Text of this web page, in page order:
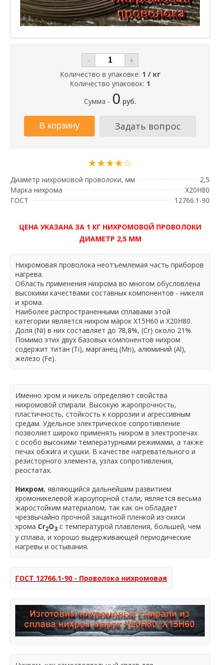
- +
Количество в упаковке: 1 / кг
Количество упаковок: 1
Сумма - 0 руб.
Задать вопрос
★★★★☆
Диаметр нихромовой проволоки, мм
2,5
Марка нихрома
Х20Н80
ГОСТ
12766.1-90
ЦЕНА УКАЗАНА ЗА 1 КГ НИХРОМОВОЙ ПРОВОЛОКИ
ДИАМЕТР 2,5 ММ
Нихромовая проволока неотъемлемая часть приборов
нагрева.
Область применения нихрома во многом обусловлена
высокими качествами составных компонентов - никеля
и хрома.
Наиболее распространенными сплавами этой
категории является нихром марок Х15Н60 и Х20Н80.
Доля (Ni) в них составляет до 78,8%, (Cr) около 21%.
Помимо этих двух базовых компонентов нихром
содержит титан (Ti), марганец (Mn), алюминий (Al),
железо (Fe).
Именно хром и никель определяют свойства
нихромовой спирали. Высокую жаропрочность,
пластичность, стойкость к коррозии и агрессивным
средам. Удельное электрическое сопротивление
позволяет широко применять нихром в электропечах
с особо высокими температурными режимами, а также
печах обжига и сушки. В качестве нагревательного и
резисторного элемента, узлах сопротивления,
реостатах.
Нихром, являющийся дальнейшим развитием
хромоникелевой жароупорной стали, является весьма
жаростойким материалом, так как он обладает
чрезвычайно прочной защитной пленкой из окиси
хрома Сr2О3 с температурой плавления, большей, чем
у сплава, и хорошо выдерживающей периодические
нагревы и остывания.
ГОСТ 12766.1-90 - Проволока нихромовая